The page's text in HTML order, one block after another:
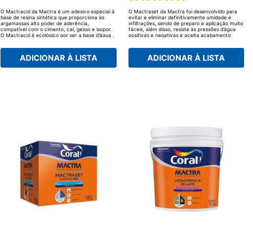
O Mactracol da Mactra é um adesivo especial à
base de resina sintética que proporciona às
argamassas alto poder de aderência,
compatível com o cimento, cal, gesso e isopor.
O Mactracol é ecológico por ser a base d’água ,
horas, diminui a retração da argamassa, tem
maior plasticidade para a argamassa, a caiação
não solta e reforça a tinta látex (PVA).
ADICIONAR À LISTA
O Mactraset da Mactra foi desenvolvido para
evitar e eliminar definitivamente umidade e
infiltrações, sendo de preparo e aplicação muito
fáceis, além disso, resiste às pressões d’água
positivas e negativas e aceita acabamento
em suporte a sua casa e a natureza. É
aprovado para uso em água potável e adere
perfeitamente ao concreto, alvenaria e ferro,
ADICIONAR À LISTA